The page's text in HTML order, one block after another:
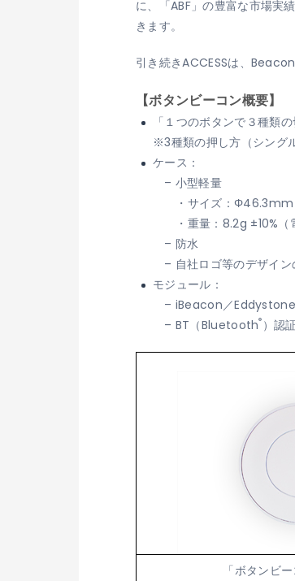
に、「ABF」の豊富な市場実
きます。
引き続きACCESSは、
【ボタンビーコン概要】
「１つのボタンで３種類
※3種類の押し方（シング
ケース：
– 小型軽量
・サイズ：Φ46.3mm
・重量：8.2g ±10%（
– 防水
– 自社ロゴ等のデザイン
モジュール：
– iBeacon／Eddystone
– BT（Bluetooth® ）認
「ボタンビ